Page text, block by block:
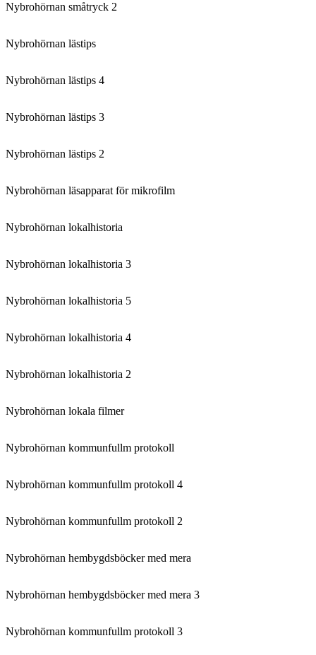
Nybrohörnan småtryck 2
Nybrohörnan lästips
Nybrohörnan lästips 4
Nybrohörnan lästips 3
Nybrohörnan lästips 2
Nybrohörnan läsapparat för mikrofilm
Nybrohörnan lokalhistoria
Nybrohörnan lokalhistoria 3
Nybrohörnan lokalhistoria 5
Nybrohörnan lokalhistoria 4
Nybrohörnan lokalhistoria 2
Nybrohörnan lokala filmer
Nybrohörnan kommunfullm protokoll
Nybrohörnan kommunfullm protokoll 4
Nybrohörnan kommunfullm protokoll 2
Nybrohörnan hembygdsböcker med mera
Nybrohörnan hembygdsböcker med mera 3
Nybrohörnan kommunfullm protokoll 3